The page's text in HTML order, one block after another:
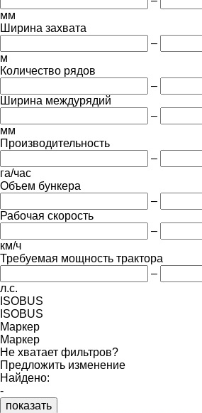
мм
Ширина захвата
–
м
Количество рядов
–
Ширина междурядий
–
мм
Производительность
–
га/час
Объем бункера
–
Рабочая скорость
–
км/ч
Требуемая мощность трактора
–
л.с.
ISOBUS
ISOBUS
Маркер
Маркер
Не хватает фильтров?
Предложить изменение
Найдено:
-
показать